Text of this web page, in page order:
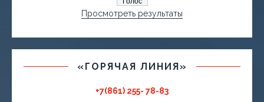
Просмотреть результаты
«ГОРЯЧАЯ ЛИНИЯ»
+7(861) 255- 78-83